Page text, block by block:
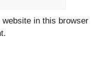
in this browser